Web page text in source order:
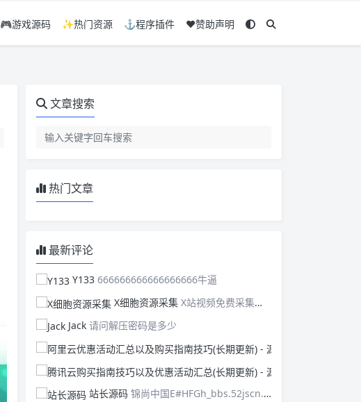
🎮游戏源码 ✨热门资源 ⚓程序插件 ❤️赞助声明
文章搜索
热门文章
最新评论
Y133 666666666666666666牛逼
X细胞资源采集 X站视频免费采集，可以适配此CMS，含免费模板。有需要的站长可以看看xxibaozyw.com
Jack 请问解压密码是多少
站长源码 锦尚中国E#HFGh_bbs.52jscn.comEYzhibo8